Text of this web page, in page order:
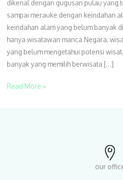
dikenal dengan gugusan pulau yang
sampai merauke dengan keindahan
keindahan alam yang belum banyak
hanya wisatawan manca Negara,
yang belum mengetahui potensi
banyak yang memilih berwisata […]
Read More »
our